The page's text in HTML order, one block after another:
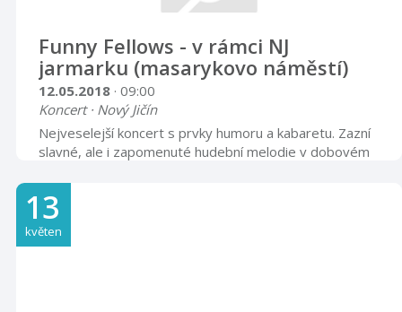
Funny Fellows - v rámci NJ
jarmarku (masarykovo náměstí)
12.05.2018 · 09:00
Koncert · Nový Jičín
Nejveselejší koncert s prvky humoru a kabaretu. Zazní
slavné, ale i zapomenuté hudební melodie v dobovém
Zuzka, Zuzička, Meckie Messer, Caravan, Bie mir mist
du schon, diváky vždy rozveselí a bude jich mnohem
více. K tomu přidají několik veselých historek o slavných
13
květen